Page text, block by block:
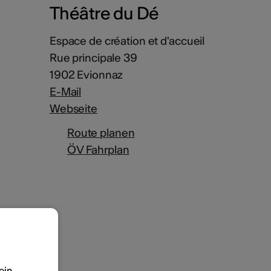
Théâtre du Dé
Espace de création et d'accueil
Rue principale 39
1902 Evionnaz
E-Mail
Webseite
Route planen
ÖV Fahrplan